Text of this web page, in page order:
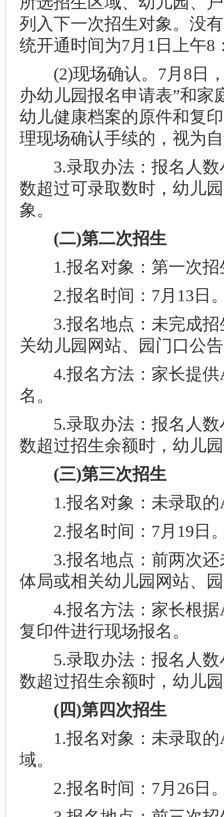
列入下一次招生对象。没
统开通时间为7月1日上午8
(2)现场确认。7月8日，
办幼儿园报名申请表”和
幼儿健康档案的原件和复
理现场确认手续的，视为
3.录取办法：报名人数
数超过可录取数时，幼儿
象。
(二)第二次招生
1.报名对象：第一次招
2.报名时间：7月13日
3.报名地点：未完成招
关幼儿园网站、园门口公
4.报名方法：家长提供A
名。
5.录取办法：报名人数
数超过招生余额时，幼儿
(三)第三次招生
1.报名对象：未录取的A
2.报名时间：7月19日
3.报名地点：前两次还
体局或相关幼儿园网站、
4.报名方法：家长根据A
复印件进行现场报名。
5.录取办法：报名人数
数超过招生余额时，幼儿
(四)第四次招生
1.报名对象：未录取的A
域。
2.报名时间：7月26日